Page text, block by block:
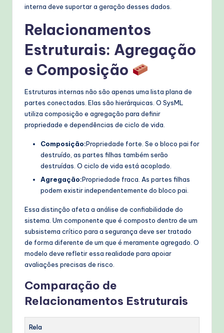
interna deve suportar a geração desses dados.
Relacionamentos
Estruturais: Agregação
e Composição
Estruturas internas não são apenas uma lista plana de
partes conectadas. Elas são hierárquicas. O SysML
utiliza composição e agregação para definir
propriedade e dependências de ciclo de vida.
Composição:Propriedade forte. Se o bloco pai for
destruído, as partes filhas também serão
destruídas. O ciclo de vida está acoplado.
Agregação:Propriedade fraca. As partes filhas
podem existir independentemente do bloco pai.
Essa distinção afeta a análise de confiabilidade do
sistema. Um componente que é composto dentro de um
subsistema crítico para a segurança deve ser tratado
de forma diferente de um que é meramente agregado. O
modelo deve refletir essa realidade para apoiar
avaliações precisas de risco.
Comparação de
Relacionamentos Estruturais
Rela